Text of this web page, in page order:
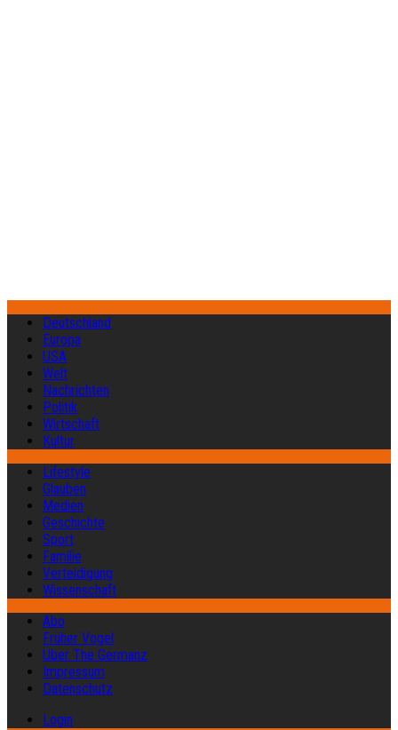
Deutschland
Europa
USA
Welt
Nachrichten
Politik
Wirtschaft
Kultur
Lifestyle
Glauben
Medien
Geschichte
Sport
Familie
Verteidigung
Wissenschaft
Abo
Früher Vogel
Über The Germanz
Impressum
Datenschutz
Login